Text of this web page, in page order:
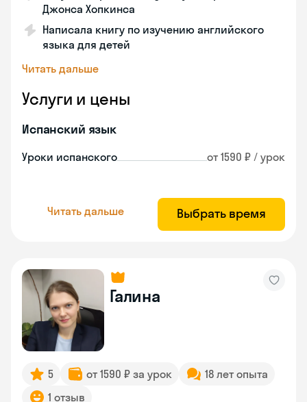
Джонса Хопкинса
Написала книгу по изучению английского
языка для детей
Читать дальше
Услуги и цены
Испанский язык
Уроки испанского от 1590 ₽ / урок
Читать дальше Выбрать время
Галина
5 от 1590 ₽ за урок
18 лет опыта
1 отзыв